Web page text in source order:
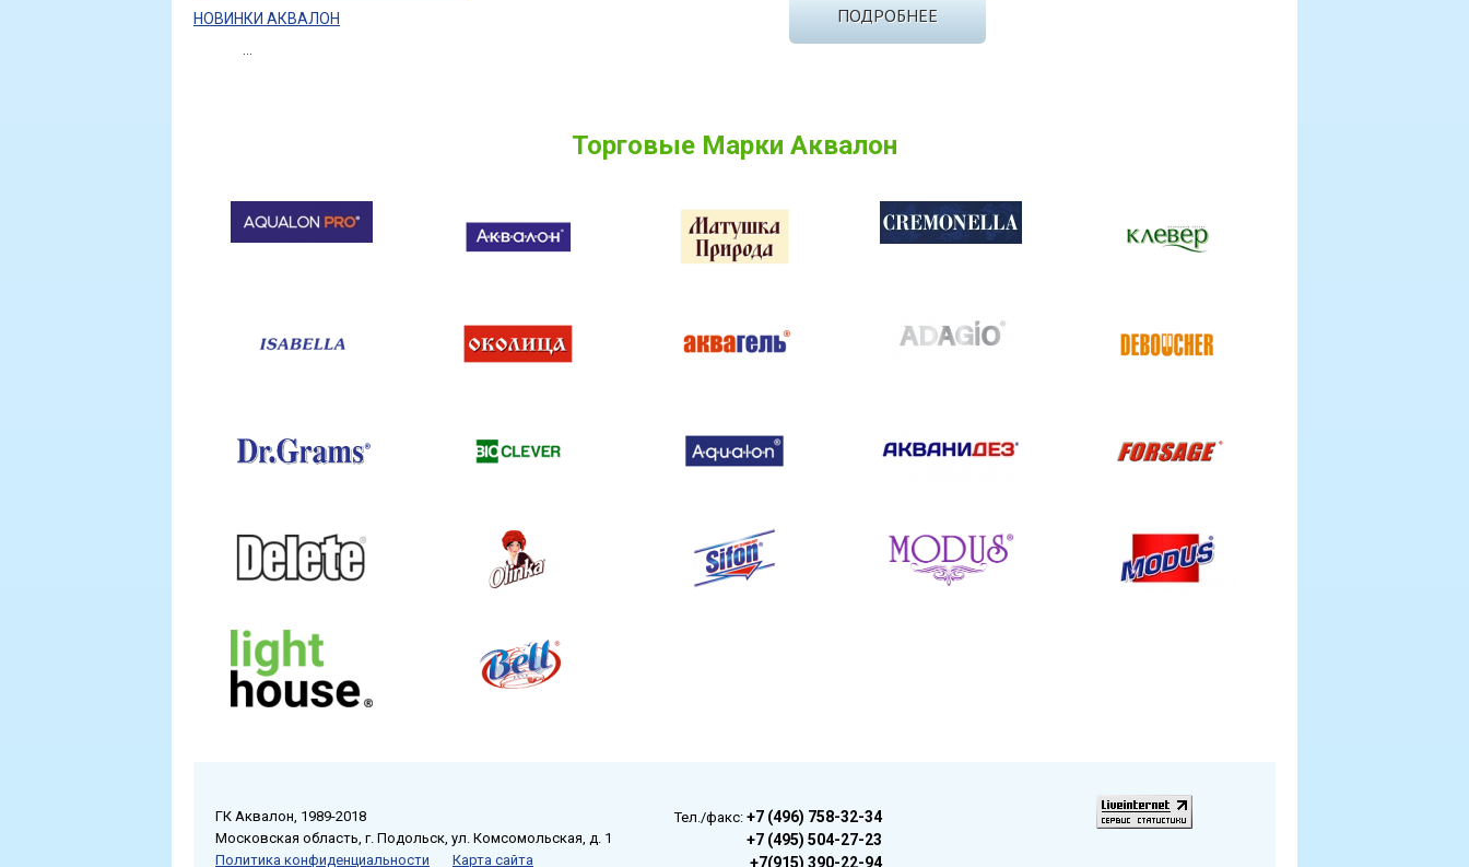
Средство дл...
minutes. Гель для...
ПОДРОБНЕЕ
НОВИНКИ АКВАЛОН
...
Торговые Марки Аквалон
ГК Аквалон, 1989-2018
Московская область, г. Подольск, ул. Комсомольская, д. 1
Политика конфиденциальности
Карта сайта
Тел./факс: +7 (496) 758-32-34
+7 (495) 504-27-23
+7(915) 390-22-94